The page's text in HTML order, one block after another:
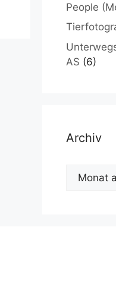
People
AS (6)
Archiv
Archiv